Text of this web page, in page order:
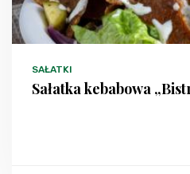
SAŁATKI
Sałatka kebabowa